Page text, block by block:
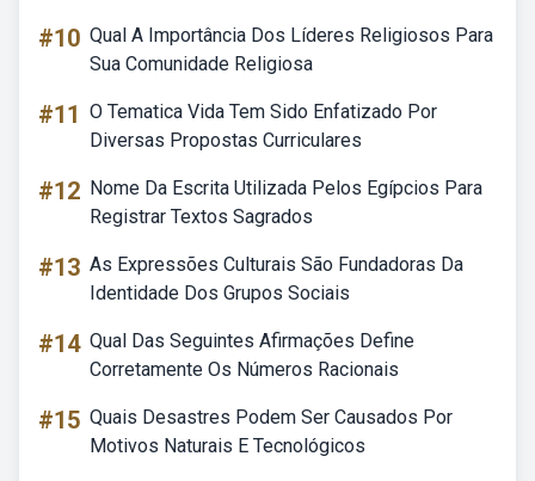
#10 Qual A Importância Dos Líderes Religiosos Para
Sua Comunidade Religiosa
#11 O Tematica Vida Tem Sido Enfatizado Por
Diversas Propostas Curriculares
#12 Nome Da Escrita Utilizada Pelos Egípcios Para
Registrar Textos Sagrados
#13 As Expressões Culturais São Fundadoras Da
Identidade Dos Grupos Sociais
#14 Qual Das Seguintes Afirmações Define
Corretamente Os Números Racionais
#15 Quais Desastres Podem Ser Causados Por
Motivos Naturais E Tecnológicos